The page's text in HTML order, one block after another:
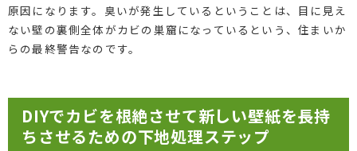
原因になります。臭いが発生しているということは、目に見え
ない壁の裏側全体がカビの巣窟になっているという、住まいか
らの最終警告なのです。
DIYでカビを根絶させて新しい壁紙を長持
ちさせるための下地処理ステップ